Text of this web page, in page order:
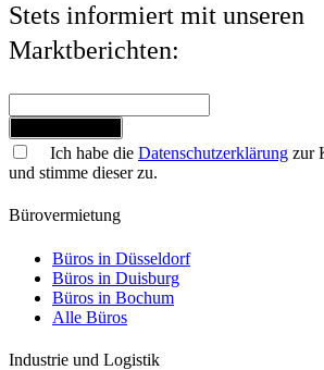
Stets informiert mit unseren
Marktberichten:
Ich habe die Datenschutzerklärung zur
und stimme dieser zu.
Bürovermietung
Büros in Düsseldorf
Büros in Duisburg
Büros in Bochum
Alle Büros
Industrie und Logistik